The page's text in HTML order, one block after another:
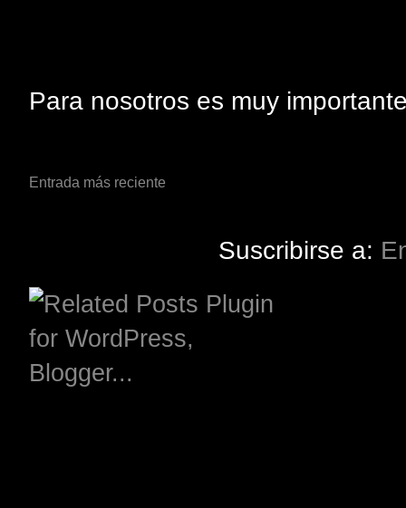
Para nosotros es muy
Entrada más reciente
Suscribirse a: